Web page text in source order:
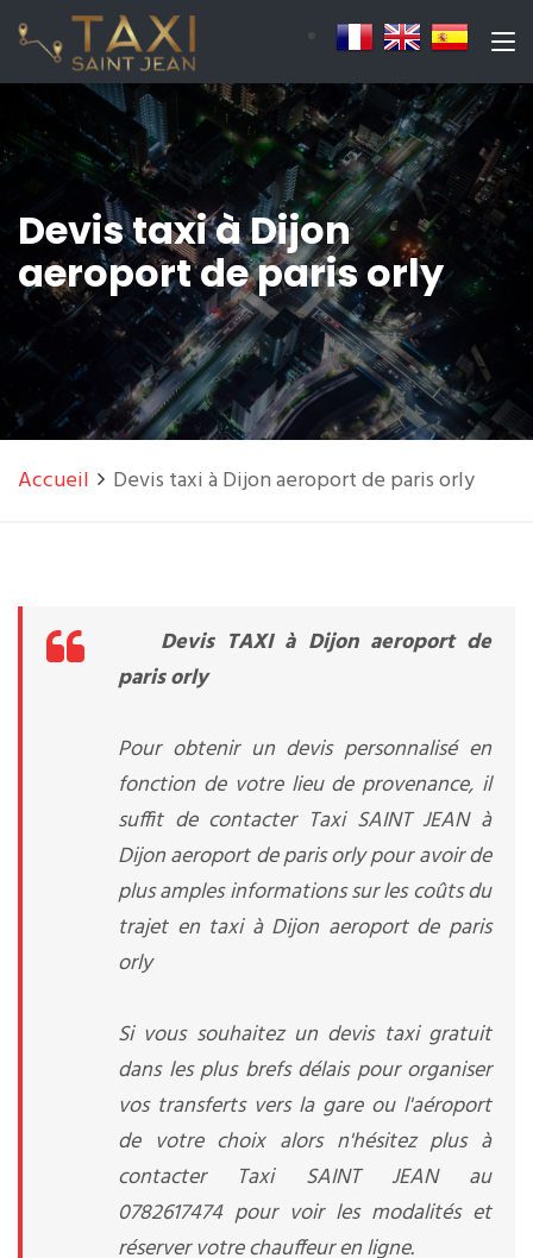
Devis taxi à Dijon
aeroport de paris orly
Accueil Devis taxi à Dijon aeroport de paris orly
Devis TAXI à Dijon aeroport de
paris orly
Pour obtenir un devis personnalisé en
fonction de votre lieu de provenance, il
suffit de contacter Taxi SAINT JEAN à
Dijon aeroport de paris orly pour avoir de
plus amples informations sur les coûts du
trajet en taxi à Dijon aeroport de paris
orly
Si vous souhaitez un devis taxi gratuit
dans les plus brefs délais pour organiser
vos transferts vers la gare ou l'aéroport
de votre choix alors n'hésitez plus à
contacter Taxi SAINT JEAN au
0782617474 pour voir les modalités et
réserver votre chauffeur en ligne.